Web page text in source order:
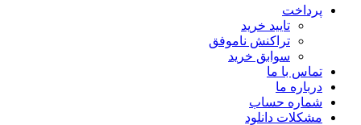
پرداخت
تایید خرید
تراکنش ناموفق
سوابق خرید
تماس با ما
درباره ما
شماره حساب
مشکلات دانلود